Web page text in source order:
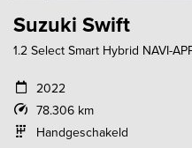
Suzuki Swift
1.2 Select Smart Hybrid NAVI-
2022
78.306 km
Handgeschakeld